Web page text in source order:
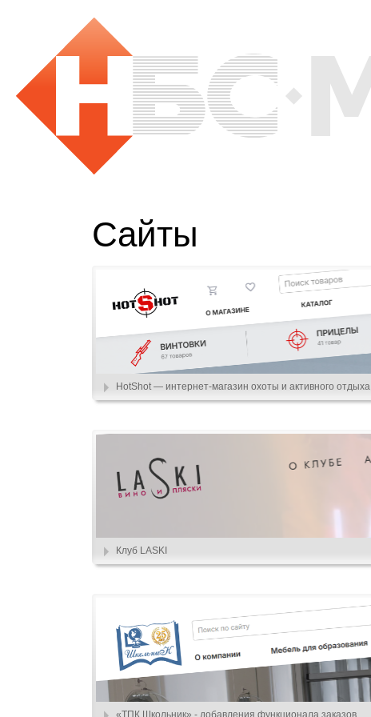
Сайты
HotShot — интернет-магазин охоты и активного отдыха
Клуб LASKI
«ТПК Школьник» - добавления функционала заказов